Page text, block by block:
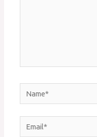
Name*
Email*